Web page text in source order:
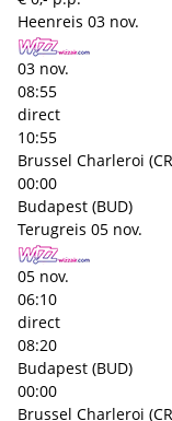
Heenreis 03 nov.
03 nov.
08:55
direct
10:55
Brussel Charleroi
00:00
Budapest (BUD)
Terugreis 05 nov.
05 nov.
06:10
direct
08:20
Budapest (BUD)
00:00
Brussel Charleroi